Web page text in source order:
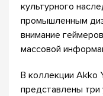
культурного
промышленным
внимание
массовой
В коллекции Akko
представлены три